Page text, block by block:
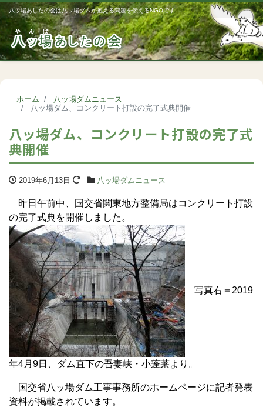
八ッ場あしたの会は八ッ場ダムが抱える問題を伝えるNGOです
ホーム
八ッ場ダムニュース
八ッ場ダム、コンクリート打設の完了式典開催
八ッ場ダム、コンクリート打設の完了式
典開催
2019年6月13日 八ッ場ダムニュース
昨日午前中、国交省関東地方整備局はコンクリート打設
の完了式典を開催しました。
写真右＝2019
年4月9日、ダム直下の吾妻峡・小蓬莱より。
国交省八ッ場ダム工事事務所のホームページに記者発表
資料が掲載されています。